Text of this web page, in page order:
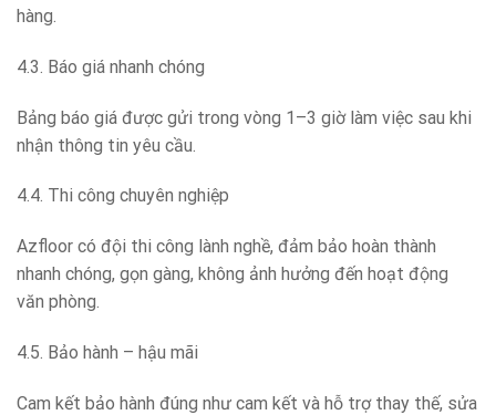
hàng.
4.3. Báo giá nhanh chóng
Bảng báo giá được gửi trong vòng 1–3 giờ làm việc sau khi
nhận thông tin yêu cầu.
4.4. Thi công chuyên nghiệp
Azfloor có đội thi công lành nghề, đảm bảo hoàn thành
nhanh chóng, gọn gàng, không ảnh hưởng đến hoạt động
văn phòng.
4.5. Bảo hành – hậu mãi
Cam kết bảo hành đúng như cam kết và hỗ trợ thay thế, sửa